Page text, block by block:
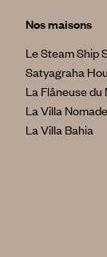
Nos maisons
Le Steam Ship
Satyagraha
La Flâneuse du
La Villa Nomade
La Villa Bahia